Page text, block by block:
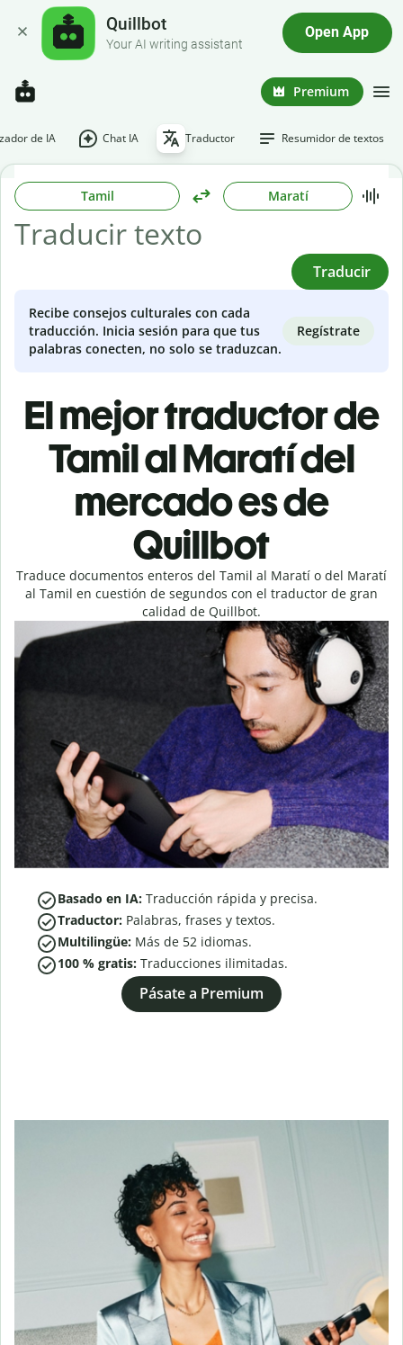
Quillbot
Your AI writing assistant
Open App
Premium
de IA Chat IA Traductor Resumidor de textos
Tamil Maratí
Traducir
Recibe consejos culturales con cada
traducción. Inicia sesión para que tus
palabras conecten, no solo se traduzcan.
Regístrate
El mejor traductor de
Tamil al Maratí del
mercado es de
Quillbot
Traduce documentos enteros del Tamil al Maratí o del Maratí
al Tamil en cuestión de segundos con el traductor de gran
calidad de Quillbot.
Basado en IA: Traducción rápida y precisa.
Traductor: Palabras, frases y textos.
Multilingüe: Más de 52 idiomas.
100 % gratis: Traducciones ilimitadas.
Pásate a Premium